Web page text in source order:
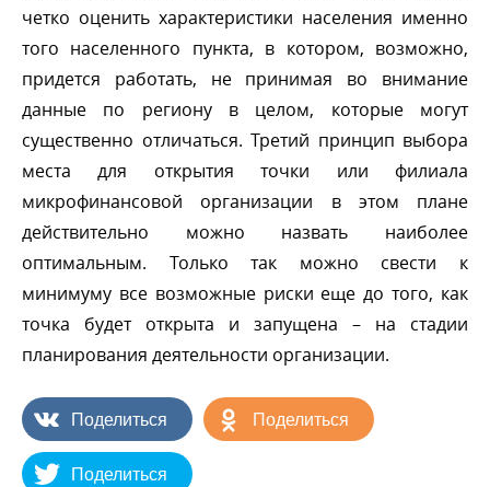
четко оценить характеристики населения именно
того населенного пункта, в котором, возможно,
придется работать, не принимая во внимание
данные по региону в целом, которые могут
существенно отличаться. Третий принцип выбора
места для открытия точки или филиала
микрофинансовой организации в этом плане
действительно можно назвать наиболее
оптимальным. Только так можно свести к
минимуму все возможные риски еще до того, как
точка будет открыта и запущена – на стадии
планирования деятельности организации.
Поделиться Поделиться
Поделиться